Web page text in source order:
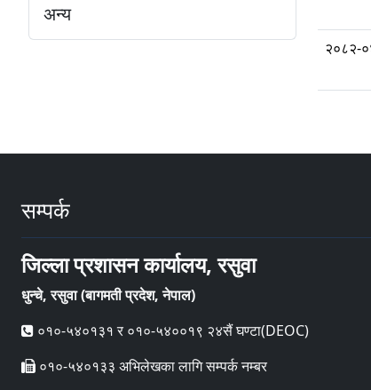
अन्य
२०८२-
सम्पर्क
जिल्ला प्रशासन कार्यालय, रसुवा
धुन्चे, रसुवा (बागमती प्रदेश, नेपाल)
०१०-५४०१३१ र ०१०-५४००१९ २४सैं घण्टा(DEOC)
०१०-५४०१३३ अभिलेखका लागि सम्पर्क नम्बर